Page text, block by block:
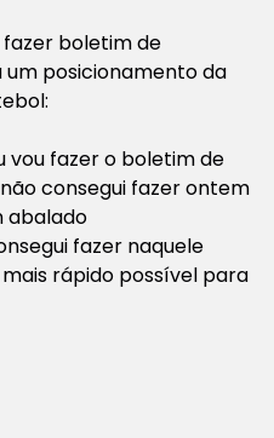
boletim de
posicionamento da
vou fazer o boletim de
consegui fazer ontem
abalado
fazer naquele
rápido possível para